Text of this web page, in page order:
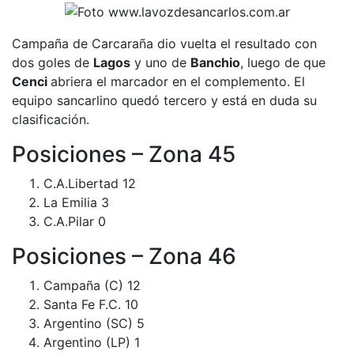
Campaña de Carcaraña dio vuelta el resultado con
dos goles de Lagos y uno de Banchio, luego de que
Cenci abriera el marcador en el complemento. El
equipo sancarlino quedó tercero y está en duda su
clasificación.
Posiciones – Zona 45
C.A.Libertad 12
La Emilia 3
C.A.Pilar 0
Posiciones – Zona 46
Campaña (C) 12
Santa Fe F.C. 10
Argentino (SC) 5
Argentino (LP) 1